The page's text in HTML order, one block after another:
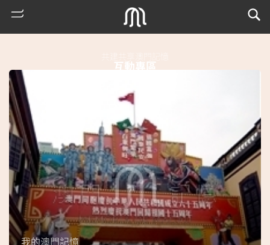
門
搜
索
互動專區
我的澳門記憶